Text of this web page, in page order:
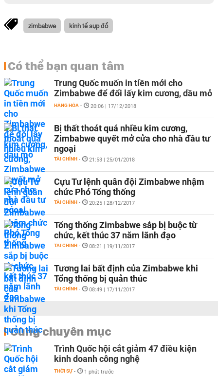
zimbabwe kinh tế sụp đổ
Có thể bạn quan tâm
Trung Quốc muốn in tiền mới cho
Zimbabwe để đổi lấy kim cương, dầu mỏ
HÀNG HÓA - 20:06 | 17/12/2018
Bị thất thoát quá nhiều kim cương,
Zimbabwe quyết mở cửa cho nhà đầu tư
ngoại
TÀI CHÍNH - 21:53 | 25/01/2018
Cựu Tư lệnh quân đội Zimbabwe nhậm
chức Phó Tổng thống
TÀI CHÍNH - 20:25 | 28/12/2017
Tổng thống Zimbabwe sắp bị buộc từ
chức, kết thúc 37 năm lãnh đạo
TÀI CHÍNH - 08:21 | 19/11/2017
Tương lai bất định của Zimbabwe khi
Tổng thống bị quản thúc
TÀI CHÍNH - 08:49 | 17/11/2017
Cùng chuyên mục
Trình Quốc hội cắt giảm 47 điều kiện
kinh doanh công nghệ
THỜI SỰ - 1 phút trước